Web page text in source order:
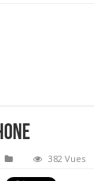
382 Vues